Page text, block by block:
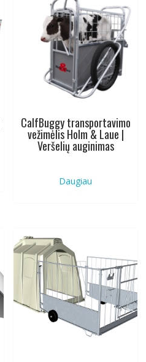
CalfBuggy transportavimo
vežimėlis Holm & Laue |
Veršelių auginimas
Daugiau